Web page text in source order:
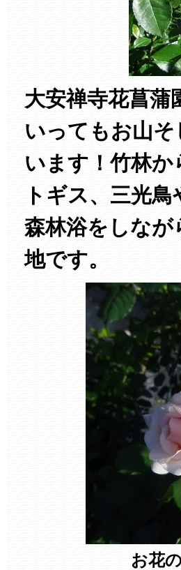
大安禅寺花菖蒲
いってもお山
います！竹林
トギス、三光
森林浴をしなが
地です。
お花